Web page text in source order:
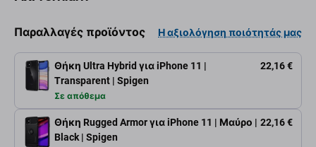
Παραλλαγές προϊόντος Η αξιολόγηση ποιότητάς μας
Θήκη Ultra Hybrid για iPhone 11 |
Transparent | Spigen
22,16 €
Σε απόθεμα
Θήκη Rugged Armor για iPhone 11 | Μαύρο |
Black | Spigen
22,16 €